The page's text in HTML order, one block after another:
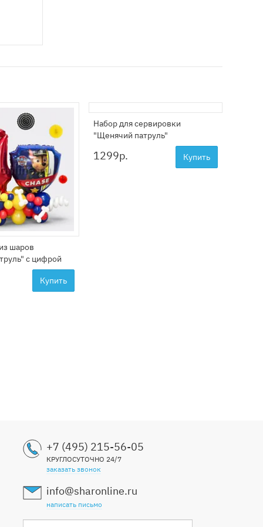
шаров
с цифрой
Купить
Набор для сервировки
"Щенячий патруль"
1299р. Купить
+7 (495) 215-56-05
КРУГЛОСУТОЧНО 24/7
заказать звонок
info@sharonline.ru
написать письмо